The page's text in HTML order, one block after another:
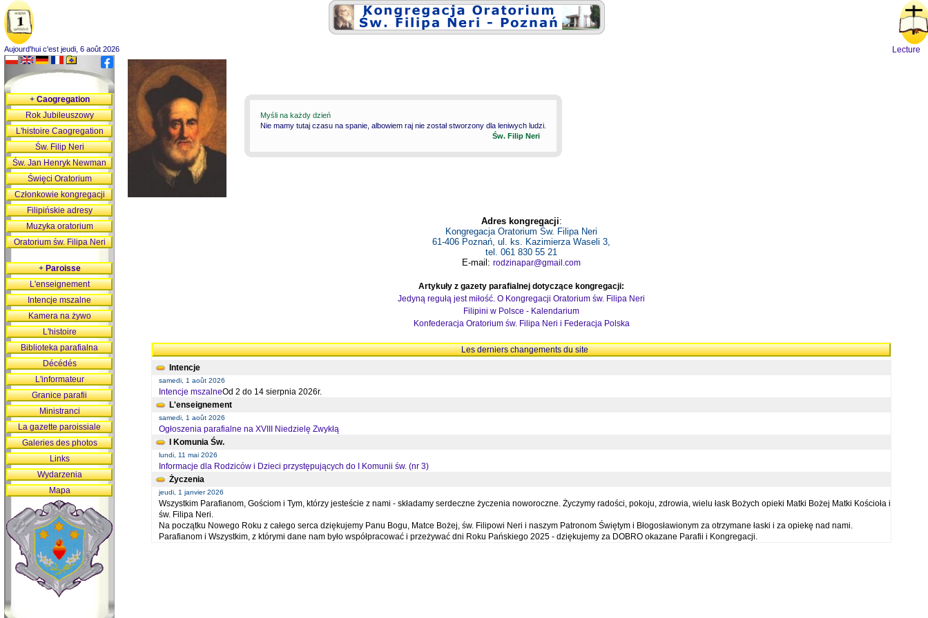
Aujourd'hui c'est jeudi, 6 août 2026 Lecture
Myśli na każdy dzień
Nie mamy tutaj czasu na spanie, albowiem raj nie został stworzony dla leniwych ludzi.
Św. Filip Neri
Adres kongregacji:
Kongregacja Oratorium Św. Filipa Neri
61-406 Poznań, ul. ks. Kazimierza Waseli 3,
tel. 061 830 55 21
E-mail: rodzinapar@gmail.com
Artykuły z gazety parafialnej dotyczące kongregacji:
Jedyną regułą jest miłość. O Kongregacji Oratorium św. Filipa Neri
Filipini w Polsce - Kalendarium
Konfederacja Oratorium św. Filipa Neri i Federacja Polska
Les derniers changements du site
Intencje
samedi, 1 août 2026
Intencje mszalneOd 2 do 14 sierpnia 2026r.
L'enseignement
samedi, 1 août 2026
Ogłoszenia parafialne na XVIII Niedzielę Zwykłą
I Komunia Św.
lundi, 11 mai 2026
Informacje dla Rodziców i Dzieci przystępujących do I Komunii św. (nr 3)
Życzenia
jeudi, 1 janvier 2026
Wszystkim Parafianom, Gościom i Tym, którzy jesteście z nami - składamy serdeczne życzenia noworoczne. Życzymy radości, pokoju, zdrowia, wielu łask Bożych opieki Matki Bożej Matki Kościoła i
św. Filipa Neri.
Na początku Nowego Roku z całego serca dziękujemy Panu Bogu, Matce Bożej, św. Filipowi Neri i naszym Patronom Świętym i Błogosławionym za otrzymane łaski i za opiekę nad nami.
Parafianom i Wszystkim, z którymi dane nam było współpracować i przeżywać dni Roku Pańskiego 2025 - dziękujemy za DOBRO okazane Parafii i Kongregacji.
+Caogregation
Rok Jubileuszowy
L'histoire Caogregation
Św. Filip Neri
Św. Jan Henryk Newman
Święci Oratorium
Członkowie kongregacji
Filipińskie adresy
Muzyka oratorium
Oratorium św. Filipa Neri
+Paroisse
L'enseignement
Intencje mszalne
Kamera na żywo
L'histoire
Biblioteka parafialna
Décédés
L'informateur
Granice parafii
Ministranci
La gazette paroissiale
Galeries des photos
Links
Wydarzenia
Mapa